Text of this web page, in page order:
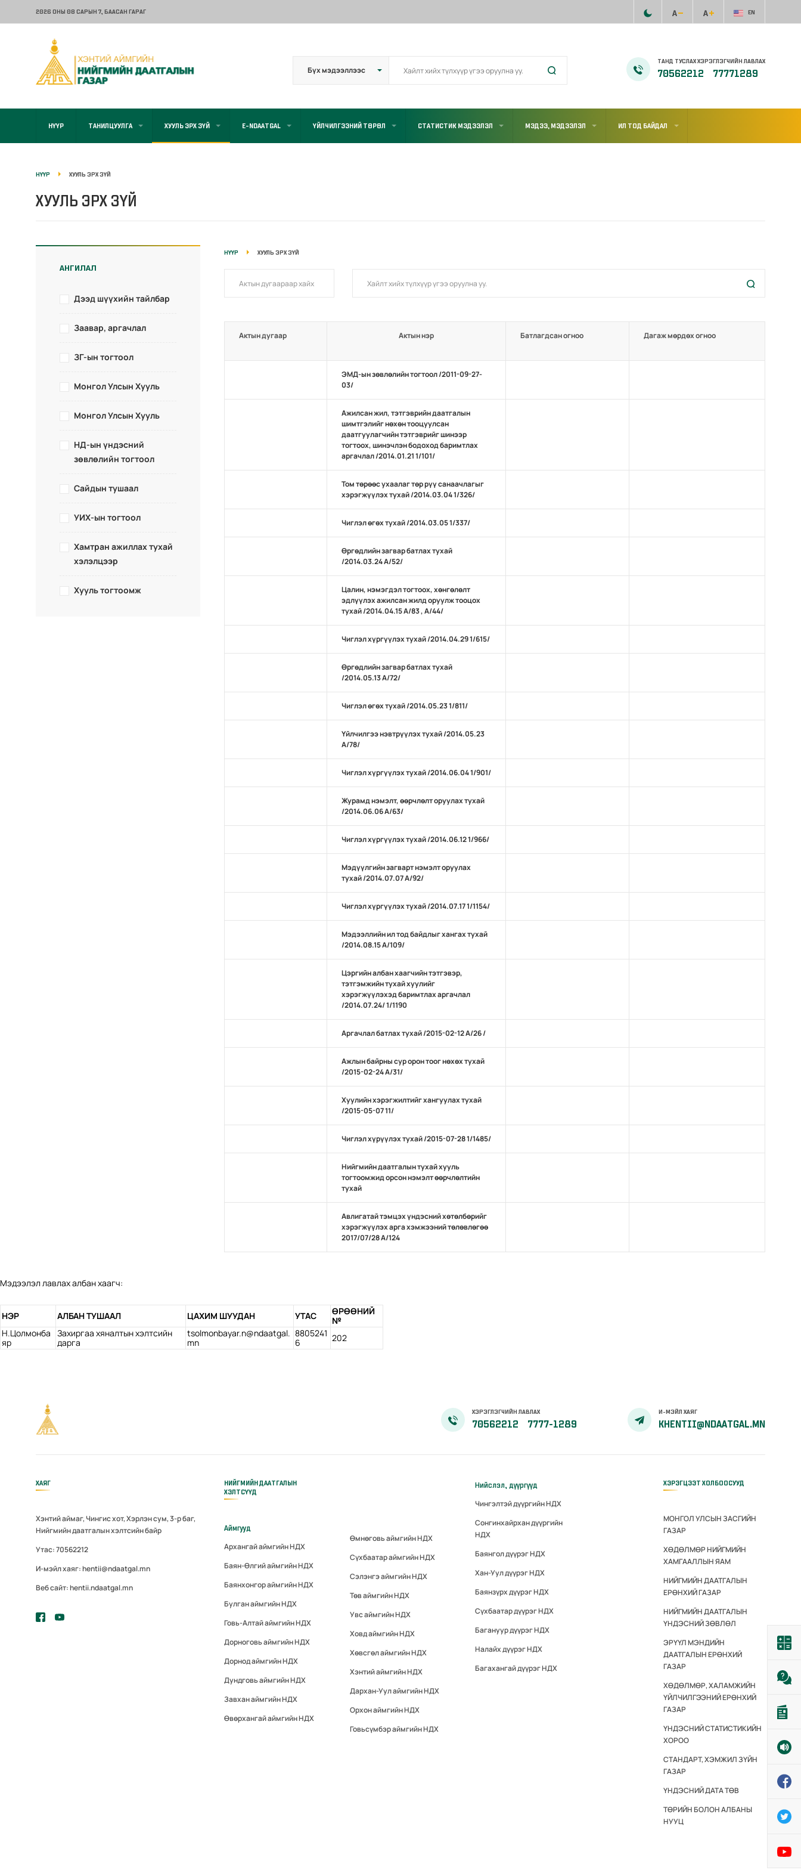
2026 ОНЫ 08 САРЫН 7, БААСАН ГАРАГ EN
ТАНД ТУСЛАХ ХЭРЭГЛЭГЧИЙН ЛАВЛАХ
70562212 77771289
НҮҮР ТАНИЛЦУУЛГА ХУУЛЬ ЭРХ ЗҮЙ E-NDAATGAL ҮЙЛЧИЛГЭЭНИЙ ТӨРӨЛ СТАТИСТИК МЭДЭЭЛЭЛ МЭДЭЭ, МЭДЭЭЛЭЛ ИЛ ТОД БАЙДАЛ
НҮҮР ХУУЛЬ ЭРХ ЗҮЙ
ХУУЛЬ ЭРХ ЗҮЙ
АНГИЛАЛ
Дээд шүүхийн тайлбар
Заавар, аргачлал
ЗГ-ын тогтоол
Монгол Улсын Хууль
Монгол Улсын Хууль
НД-ын үндэсний
зөвлөлийн тогтоол
Сайдын тушаал
УИХ-ын тогтоол
Хамтран ажиллах тухай
хэлэлцээр
Хууль тогтоомж
НҮҮР ХУУЛЬ ЭРХ ЗҮЙ
Актын дугаар Актын нэр Батлагдсан огноо Дагаж мөрдөх огноо
ЭМД-ын зөвлөлийн тогтоол /2011-09-27-
03/
Ажилсан жил, тэтгэврийн даатгалын
шимтгэлийг нөхөн тооцуулсан
даатгуулагчийн тэтгэврийг шинээр
тогтоох, шинэчлэн бодоход баримтлах
аргачлал /2014.01.21 1/101/
Том төрөөс ухаалаг төр рүү санаачлагыг
хэрэгжүүлэх тухай /2014.03.04 1/326/
Чиглэл өгөх тухай /2014.03.05 1/337/
Өргөдлийн загвар батлах тухай
/2014.03.24 А/52/
Цалин, нэмэгдэл тогтоох, хөнгөлөлт
эдлүүлэх ажилсан жилд оруулж тооцох
тухай /2014.04.15 А/83 , А/44/
Чиглэл хүргүүлэх тухай /2014.04.29 1/615/
Өргөдлийн загвар батлах тухай
/2014.05.13 А/72/
Чиглэл өгөх тухай /2014.05.23 1/811/
Үйлчилгээ нэвтрүүлэх тухай /2014.05.23
А/78/
Чиглэл хүргүүлэх тухай /2014.06.04 1/901/
Журамд нэмэлт, өөрчлөлт оруулах тухай
/2014.06.06 А/63/
Чиглэл хүргүүлэх тухай /2014.06.12 1/966/
Мэдүүлгийн загварт нэмэлт оруулах
тухай /2014.07.07 А/92/
Чиглэл хүргүүлэх тухай /2014.07.17 1/1154/
Мэдээллийн ил тод байдлыг хангах тухай
/2014.08.15 А/109/
Цэргийн албан хаагчийн тэтгэвэр,
тэтгэмжийн тухай хуулийг
хэрэгжүүлэхэд баримтлах аргачлал
/2014.07.24/ 1/1190
Аргачлал батлах тухай /2015-02-12 А/26 /
Ажлын байрны сур орон тоог нөхөх тухай
/2015-02-24 А/31/
Хуулийн хэрэгжилтийг хангуулах тухай
/2015-05-07 11/
Чиглэл хүрүүлэх тухай /2015-07-28 1/1485/
Нийгмийн даатгалын тухай хууль
тогтоомжид орсон нэмэлт өөрчлөлтийн
тухай
Авлигатай тэмцэх үндэсний хөтөлбөрийг
хэрэгжүүлэх арга хэмжээний төлөвлөгөө
2017/07/28 А/124
Мэдээлэл лавлах албан хаагч:
НЭР АЛБАН ТУШААЛ ЦАХИМ ШУУДАН УТАС
ӨРӨӨНИЙ
№
Н.Цолмонба
яр
Захиргаа хяналтын хэлтсийн
дарга
tsolmonbayar.n@ndaatgal.
mn
8805241
6
202
ХЭРЭГЛЭГЧИЙН ЛАВЛАХ
70562212 7777-1289
И-МЭЙЛ ХАЯГ
KHENTII@NDAATGAL.MN
ХАЯГ
Хэнтий аймаг, Чингис хот, Хэрлэн сум, 3-р баг,
Нийгмийн даатгалын хэлтсийн байр
Утас: 70562212
И-мэйл хаяг: hentii@ndaatgal.mn
Веб сайт: hentii.ndaatgal.mn
НИЙГМИЙН ДААТГАЛЫН
ХЭЛТСҮҮД
Аймгууд
Архангай аймгийн НДХ
Баян-Өлгий аймгийн НДХ
Баянхонгор аймгийн НДХ
Булган аймгийн НДХ
Говь-Алтай аймгийн НДХ
Дорноговь аймгийн НДХ
Дорнод аймгийн НДХ
Дундговь аймгийн НДХ
Завхан аймгийн НДХ
Өвөрхангай аймгийн НДХ
Өмнөговь аймгийн НДХ
Сүхбаатар аймгийн НДХ
Сэлэнгэ аймгийн НДХ
Төв аймгийн НДХ
Увс аймгийн НДХ
Ховд аймгийн НДХ
Хөвсгөл аймгийн НДХ
Хэнтий аймгийн НДХ
Дархан-Уул аймгийн НДХ
Орхон аймгийн НДХ
Говьсүмбэр аймгийн НДХ
Нийслэл, дүүргүүд
Чингэлтэй дүүргийн НДХ
Сонгинхайрхан дүүргийн
НДХ
Баянгол дүүрэг НДХ
Хан-Уул дүүрэг НДХ
Баянзүрх дүүрэг НДХ
Сүхбаатар дүүрэг НДХ
Багануур дүүрэг НДХ
Налайх дүүрэг НДХ
Багахангай дүүрэг НДХ
ХЭРЭГЦЭЭТ ХОЛБООСУУД
МОНГОЛ УЛСЫН ЗАСГИЙН
ГАЗАР
ХӨДӨЛМӨР НИЙГМИЙН
ХАМГААЛЛЫН ЯАМ
НИЙГМИЙН ДААТГАЛЫН
ЕРӨНХИЙ ГАЗАР
НИЙГМИЙН ДААТГАЛЫН
ҮНДЭСНИЙ ЗӨВЛӨЛ
ЭРҮҮЛ МЭНДИЙН
ДААТГАЛЫН ЕРӨНХИЙ
ГАЗАР
ХӨДӨЛМӨР, ХАЛАМЖИЙН
ҮЙЛЧИЛГЭЭНИЙ ЕРӨНХИЙ
ГАЗАР
ҮНДЭСНИЙ СТАТИСТИКИЙН
ХОРОО
СТАНДАРТ, ХЭМЖИЛ ЗҮЙН
ГАЗАР
ҮНДЭСНИЙ ДАТА ТӨВ
ТӨРИЙН БОЛОН АЛБАНЫ
НУУЦ